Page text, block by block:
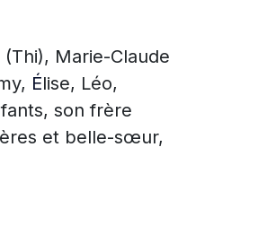
Marie-Claude
Élise, Léo,
son frère
et belle-sœur,